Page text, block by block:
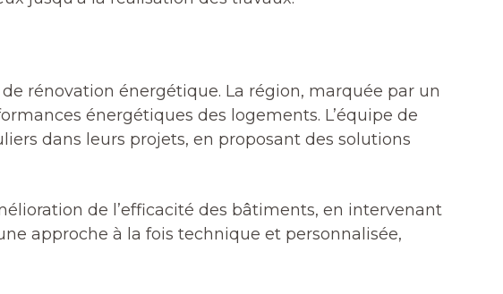
rénovation énergétique. La région, marquée par un
énergétiques des logements. L’équipe de
dans leurs projets, en proposant des solutions
de l’efficacité des bâtiments, en intervenant
approche à la fois technique et personnalisée,